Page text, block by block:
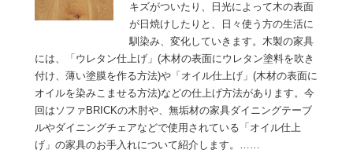
キズがついたり、日光によって木の表面
が日焼けしたりと、日々使う方の生活に
馴染み、変化していきます。木製の家具
には、「ウレタン仕上げ」(木材の表面にウレタン塗料を吹き
付け、薄い塗膜を作る方法)や「オイル仕上げ」(木材の表面に
オイルを染みこませる方法)などの仕上げ方法があります。今
回はソファBRICKの木肘や、無垢材の家具ダイニングテーブ
ルやダイニングチェアなどで使用されている「オイル仕上
げ」の家具のお手入れについて紹介します。……